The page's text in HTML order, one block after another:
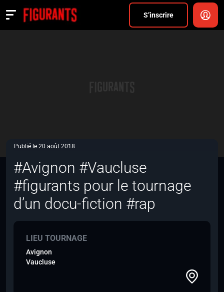
S’inscrire
Actualités
Publié le 20 août 2018
#Avignon #Vaucluse
#figurants pour le tournage
d’un docu-fiction #rap
LIEU TOURNAGE
Avignon
Vaucluse